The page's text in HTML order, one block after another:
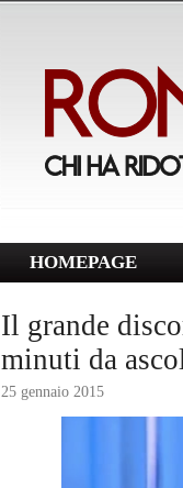
HOMEPAGE
Il grande
minuti da
25 gennaio 2015